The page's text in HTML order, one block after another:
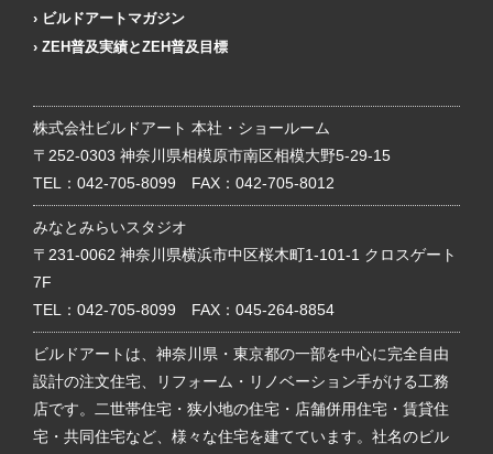
ビルドアートマガジン
ZEH普及実績とZEH普及目標
株式会社ビルドアート 本社・ショールーム
〒252-0303 神奈川県相模原市南区相模大野5-29-15
TEL： 042-705-8099 FAX：042-705-8012
みなとみらいスタジオ
〒231-0062 神奈川県横浜市中区桜木町1-101-1 クロスゲート
7F
TEL： 042-705-8099 FAX：045-264-8854
ビルドアートは、神奈川県・東京都の一部を中心に完全自由
設計の注文住宅、リフォーム・リノベーション手がける工務
店です。二世帯住宅・狭小地の住宅・店舗併用住宅・賃貸住
宅・共同住宅など、様々な住宅を建てています。社名のビル